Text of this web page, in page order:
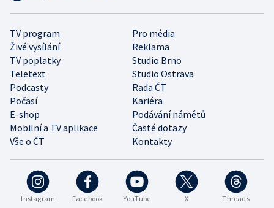
Instagram Facebook YouTube X Threads
TV program
Pro média
Živé vysílání
Reklama
TV poplatky
Studio Brno
Teletext
Studio Ostrava
Podcasty
Rada ČT
Počasí
Kariéra
E-shop
Podávání námětů
Mobilní a TV aplikace
Časté dotazy
Vše o ČT
Kontakty